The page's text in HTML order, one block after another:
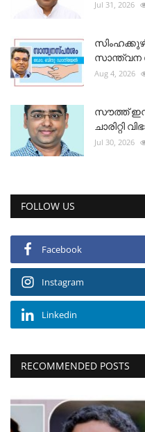
Jul 31, 2026
സാന്ത്വന
Aug 4, 2026
സൗത്ത്
ചാരിറ്റി
Jul 30, 2026
FOLLOW US
Facebook
Instagram
Linkedin
RECOMMENDED POSTS